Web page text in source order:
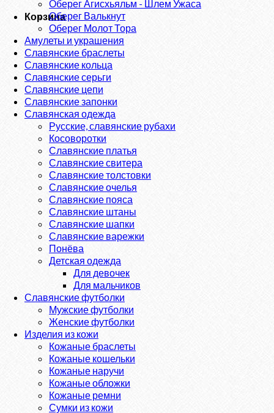
Корзина
Оберег Агисхьяльм - Шлем Ужаса
Оберег Валькнут
Оберег Молот Тора
Амулеты и украшения
Славянские браслеты
Славянские кольца
Славянские серьги
Славянские цепи
Славянские запонки
Славянская одежда
Русские, славянские рубахи
Косоворотки
Славянские платья
Славянские свитера
Славянские толстовки
Славянские очелья
Славянские пояса
Славянские штаны
Славянские шапки
Славянские варежки
Понёва
Детская одежда
Для девочек
Для мальчиков
Славянские футболки
Мужские футболки
Женские футболки
Изделия из кожи
Кожаные браслеты
Кожаные кошельки
Кожаные наручи
Кожаные обложки
Кожаные ремни
Сумки из кожи